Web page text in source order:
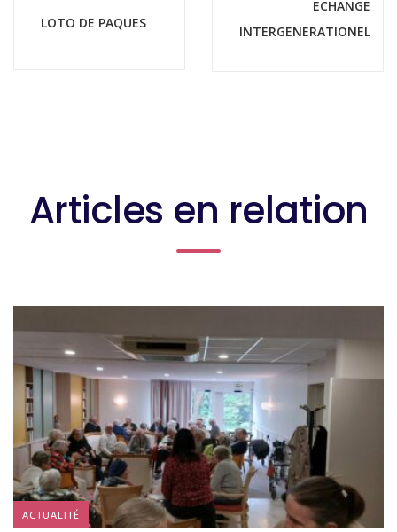
LOTO DE PAQUES
ECHANGE
INTERGENERATIONEL
Articles en relation
ACTUALITÉ